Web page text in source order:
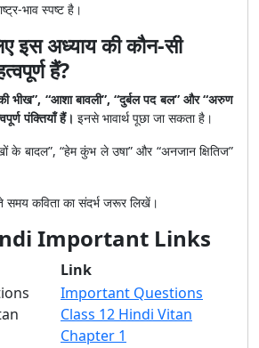
भाव स्पष्ट है।
इस अध्याय की कौन-सी
हैं?
भीख”, “आशा बावली”, “दुर्बल पद बल” और “अरुण
पंक्तियाँ हैं। इनसे भावार्थ पूछा जा सकता है।
के बादल”, “हेम कुंभ ले उषा” और “अनजान क्षितिज”
समय कविता का संदर्भ जरूर लिखें।
Important Links
Link
Important Questions
Class 12 Hindi Vitan
Chapter 1